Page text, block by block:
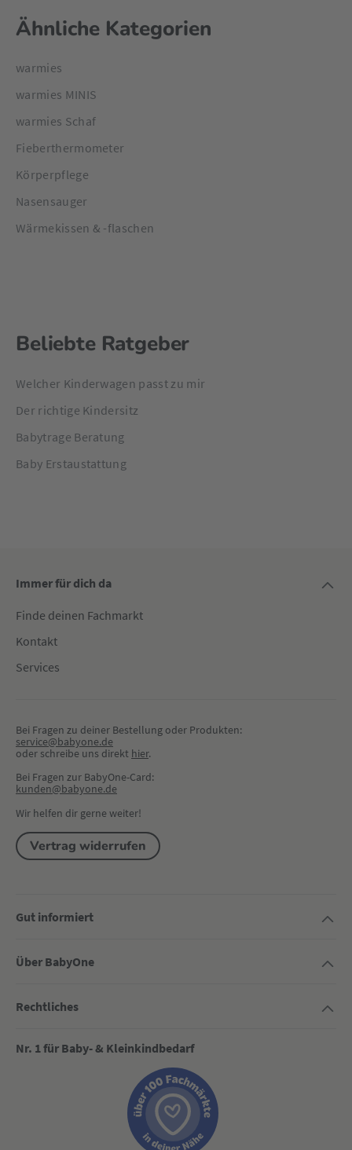
Ähnliche Kategorien
warmies
warmies MINIS
warmies Schaf
Fieberthermometer
Körperpflege
Nasensauger
Wärmekissen & -flaschen
Beliebte Ratgeber
Welcher Kinderwagen passt zu mir
Der richtige Kindersitz
Babytrage Beratung
Baby Erstaustattung
Immer für dich da
Finde deinen Fachmarkt
Kontakt
Services
Bei Fragen zu deiner Bestellung oder Produkten:
service@babyone.de
oder schreibe uns direkt hier.
Bei Fragen zur BabyOne-Card:
kunden@babyone.de
Wir helfen dir gerne weiter!
Vertrag widerrufen
Gut informiert
Über BabyOne
Rechtliches
Nr. 1 für Baby- & Kleinkindbedarf